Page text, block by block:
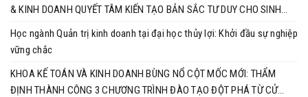
& KINH DOANH QUYẾT TÂM KIẾN TẠO BẢN SẮC TƯ DUY CHO SINH
Học ngành Quản trị kinh doanh tại đại học thủy lợi: Khởi đầu sự nghiệp
vững chắc
KHOA KẾ TOÁN VÀ KINH DOANH BÙNG NỔ CỘT MỐC MỚI: THẨM
ĐỊNH THÀNH CÔNG 3 CHƯƠNG TRÌNH ĐÀO TẠO ĐỘT PHÁ TỪ CỬ